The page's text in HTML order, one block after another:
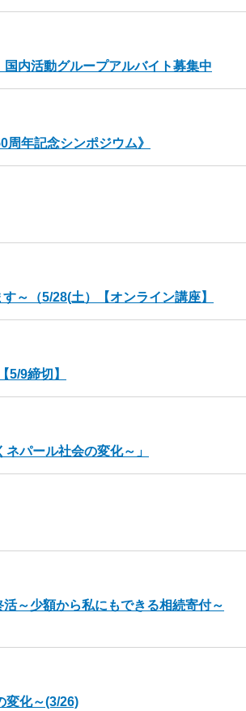
内活動グループアルバイト募集中
年記念シンポジウム》
～（5/28(土）【オンライン講座】
5/9締切】
パール社会の変化～」
～少額から私にもできる相続寄付～
変化～(3/26)